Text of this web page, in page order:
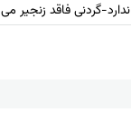
ندارد-گردنی فاقد زنجیر